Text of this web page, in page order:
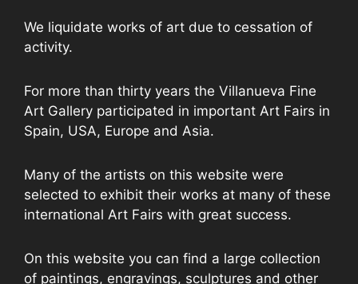
We liquidate works of art due to cessation of
activity.
For more than thirty years the Villanueva Fine
Art Gallery participated in important Art Fairs in
Spain, USA, Europe and Asia.
Many of the artists on this website were
selected to exhibit their works at many of these
international Art Fairs with great success.
On this website you can find a large collection
of paintings, engravings, sculptures and other